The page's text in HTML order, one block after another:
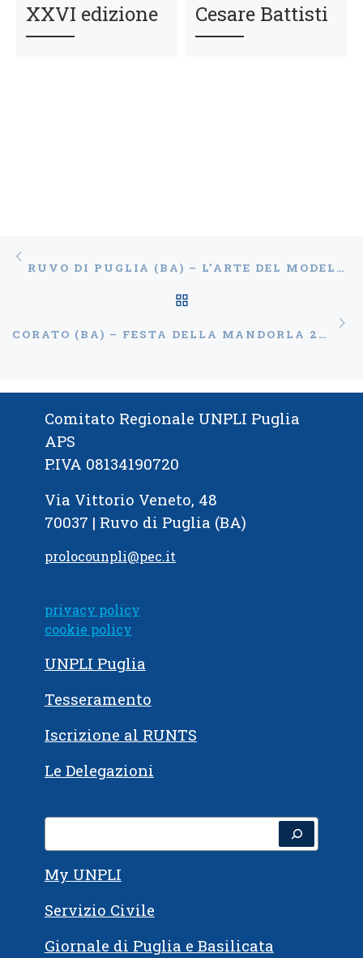
XXVI edizione
Cesare Battisti
Navigazione articoli
Articolo precedente RUVO DI PUGLIA (BA) – L’ARTE DEL MODELLISMO, XII EDIZIONE: “L’ARTE DEL PARTICOLARE”
CORATO (BA) – FESTA DELLA MANDORLA 2A EDIZIONE
Comitato Regionale UNPLI Puglia
APS
P.IVA 08134190720
Via Vittorio Veneto, 48
70037 | Ruvo di Puglia (BA)
prolocounpli@pec.it
privacy policy
cookie policy
UNPLI Puglia
Tesseramento
Iscrizione al RUNTS
Le Delegazioni
My UNPLI
Servizio Civile
Giornale di Puglia e Basilicata